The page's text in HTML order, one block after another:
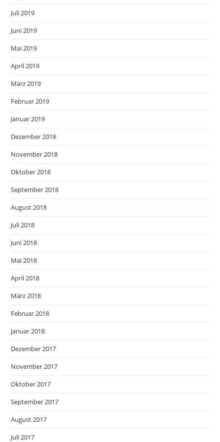
Juli 2019
Juni 2019
Mai 2019
April 2019
März 2019
Februar 2019
Januar 2019
Dezember 2018
November 2018
Oktober 2018
September 2018
August 2018
Juli 2018
Juni 2018
Mai 2018
April 2018
März 2018
Februar 2018
Januar 2018
Dezember 2017
November 2017
Oktober 2017
September 2017
August 2017
Juli 2017